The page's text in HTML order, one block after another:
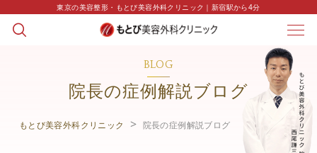
東京の美容整形・もとび美容外科クリニック｜新宿駅から4分
BLOG
院長の症例解説ブログ
もとび美容外科クリニック 院長の症例解説ブログ